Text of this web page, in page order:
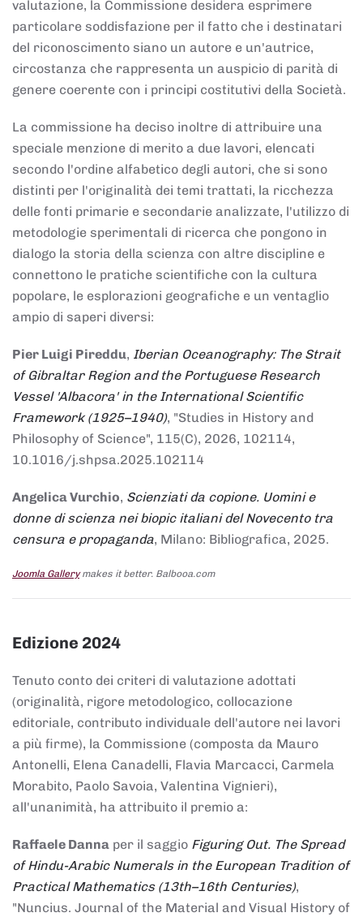
valutazione, la Commissione desidera esprimere
particolare soddisfazione per il fatto che i destinatari
del riconoscimento siano un autore e un'autrice,
circostanza che rappresenta un auspicio di parità di
genere coerente con i principi costitutivi della Società.
La commissione ha deciso inoltre di attribuire una
speciale menzione di merito a due lavori, elencati
secondo l'ordine alfabetico degli autori, che si sono
distinti per l'originalità dei temi trattati, la ricchezza
delle fonti primarie e secondarie analizzate, l'utilizzo di
metodologie sperimentali di ricerca che pongono in
dialogo la storia della scienza con altre discipline e
connettono le pratiche scientifiche con la cultura
popolare, le esplorazioni geografiche e un ventaglio
ampio di saperi diversi:
Pier Luigi Pireddu, Iberian Oceanography: The Strait
of Gibraltar Region and the Portuguese Research
Vessel 'Albacora' in the International Scientific
Framework (1925–1940), "Studies in History and
Philosophy of Science", 115(C), 2026, 102114,
10.1016/j.shpsa.2025.102114
Angelica Vurchio, Scienziati da copione. Uomini e
donne di scienza nei biopic italiani del Novecento tra
censura e propaganda, Milano: Bibliografica, 2025.
Joomla Gallerymakes it better. Balbooa.com
Edizione 2024
Tenuto conto dei criteri di valutazione adottati
(originalità, rigore metodologico, collocazione
editoriale, contributo individuale dell'autore nei lavori
a più firme), la Commissione (composta da Mauro
Antonelli, Elena Canadelli, Flavia Marcacci, Carmela
Morabito, Paolo Savoia, Valentina Vignieri),
all'unanimità, ha attribuito il premio a:
Raffaele Danna per il saggio Figuring Out. The Spread
of Hindu-Arabic Numerals in the European Tradition of
Practical Mathematics (13th–16th Centuries),
"Nuncius. Journal of the Material and Visual History of